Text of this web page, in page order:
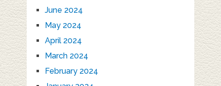
June 2024
May 2024
April 2024
March 2024
February 2024